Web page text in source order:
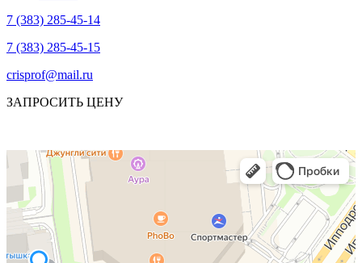
7 (383) 285-45-14
7 (383) 285-45-15
crisprof@mail.ru
ЗАПРОСИТЬ ЦЕНУ